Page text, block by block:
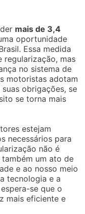
mais de 3,4
oportunidade
Essa medida
regularização, mas
no sistema de
motoristas adotam
obrigações, se
se torna mais
estejam
necessários para
não é
também um ato de
e ao nosso meio
tecnologia e a
se que o
mais eficiente e